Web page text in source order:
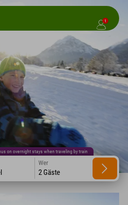
1
on overnight stays when traveling by train
Wer
2 Gäste